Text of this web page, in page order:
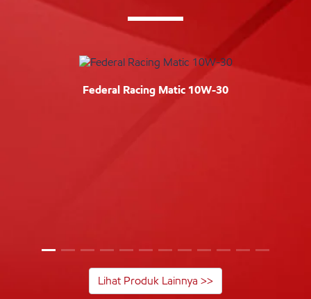
Federal Racing Matic 10W-30
Lihat Produk Lainnya >>